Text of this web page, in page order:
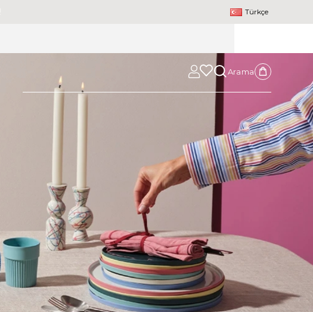
Türkçe
Arama